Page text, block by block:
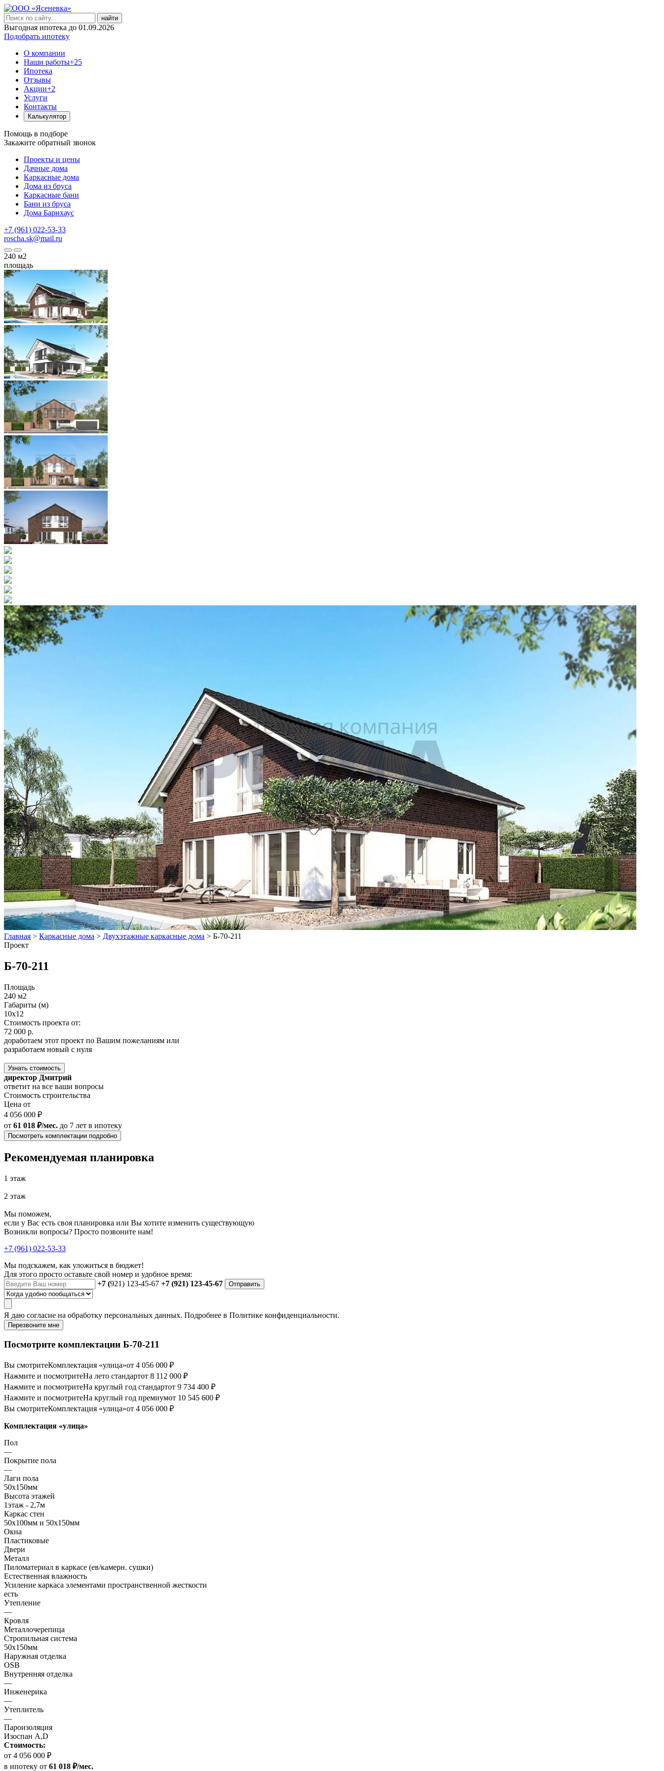
найти
Выгодная ипотека до 01.09.2026
Подобрать ипотеку
О компании
Наши работы+25
Ипотека
Отзывы
Акции+2
Услуги
Контакты
Калькулятор
Помощь в подборе
Закажите обратный звонок
Проекты и цены
Дачные дома
Каркасные дома
Дома из бруса
Каркасные бани
Бани из бруса
Дома Барнхаус
+7 (961) 022-53-33
roscha.sk@mail.ru
240 м2
площадь
Главная > Каркасные дома > Двухэтажные каркасные дома > Б-70-211
Проект
Б-70-211
Площадь
240 м2
Габариты (м)
10x12
Стоимость проекта от:
72 000 р.
доработаем этот проект по Вашим пожеланиям или
разработаем новый с нуля
Узнать стоимость
директор Дмитрий
ответит на все ваши вопросы
Стоимость строительства
Цена от
4 056 000 ₽
от 61 018 ₽/мес. до 7 лет в ипотеку
Посмотреть комплектации подробно
Рекомендуемая планировка
1 этаж
2 этаж
Мы поможем,
если у Вас есть своя планировка или Вы хотите изменить существующую
Возникли вопросы? Просто позвоните нам!
+7 (961) 022-53-33
Мы подскажем, как уложиться в бюджет!
Для этого просто оставьте свой номер и удобное время:
+7 (921) 123-45-67 +7 (921) 123-45-67 Отправить
Я даю согласие на обработку персональных данных. Подробнее в Политике конфиденциальности.
Перезвоните мне
Посмотрите комплектации Б-70-211
Вы смотритеКомплектация «улица»от 4 056 000 ₽
Нажмите и посмотритеНа лето стандартот 8 112 000 ₽
Нажмите и посмотритеНа круглый год стандартот 9 734 400 ₽
Нажмите и посмотритеНа круглый год премиумот 10 545 600 ₽
Вы смотритеКомплектация «улица»от 4 056 000 ₽
Комплектация «улица»
Пол
—
Покрытие пола
—
Лаги пола
50х150мм
Высота этажей
1этаж - 2,7м
Каркас стен
50х100мм и 50х150мм
Окна
Пластиковые
Двери
Металл
Пиломатериал в каркасе (ев/камерн. сушки)
Естественная влажность
Усиление каркаса элементами пространственной жесткости
есть
Утепление
—
Кровля
Металлочерепица
Стропильная система
50х150мм
Наружная отделка
OSB
Внутренняя отделка
—
Инженерика
—
Утеплитель
—
Пароизоляция
Изоспан A,D
Стоимость:
от 4 056 000 ₽
в ипотеку от 61 018 ₽/мес.